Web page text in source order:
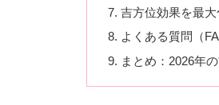
吉方位効果を最
よくある質問（
まとめ：2026年